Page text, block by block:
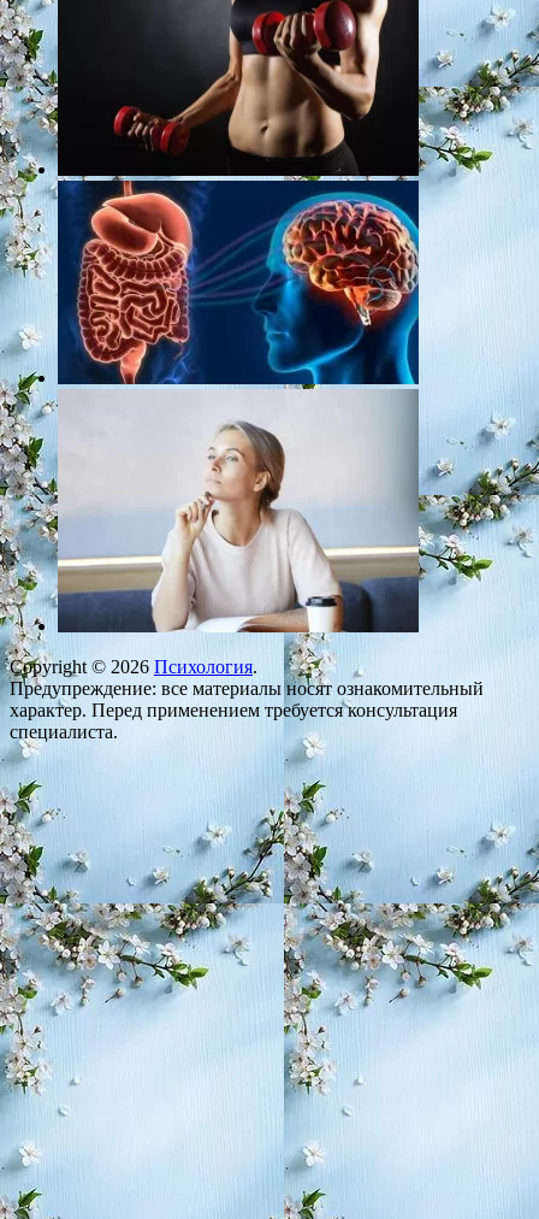
Copyright © 2026 Психология.
Предупреждение: все материалы носят ознакомительный
характер. Перед применением требуется консультация
специалиста.